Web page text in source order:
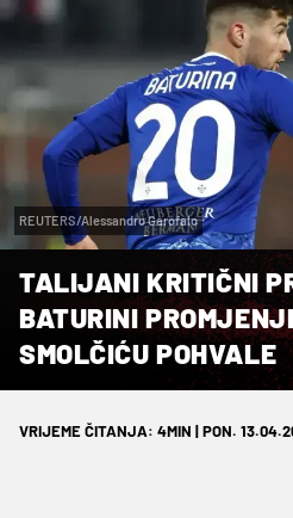
REUTERS/Alessandro Garofalo
TALIJANI KRITIČNI
BATURINI
SMOLČIĆU POHVALE
VRIJEME ČITANJA: 4MIN | PON.